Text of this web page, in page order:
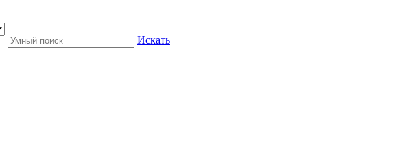
Искать